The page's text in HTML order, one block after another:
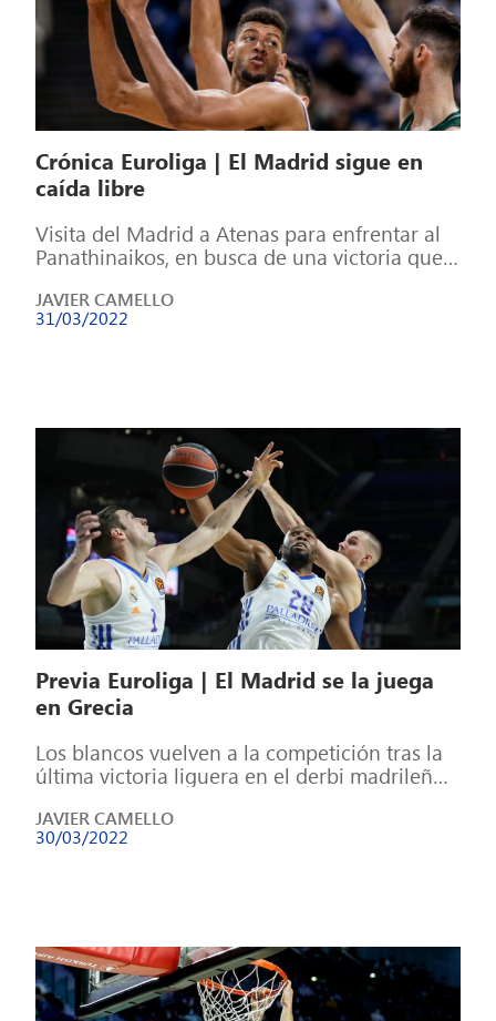
Crónica Euroliga | El Madrid sigue en
caída libre
Visita del Madrid a Atenas para enfrentar al
Panathinaikos, en busca de una victoria que
JAVIER CAMELLO
31/03/2022
Previa Euroliga | El Madrid se la juega
en Grecia
Los blancos vuelven a la competición tras la
última victoria liguera en el derbi madrileño
JAVIER CAMELLO
30/03/2022